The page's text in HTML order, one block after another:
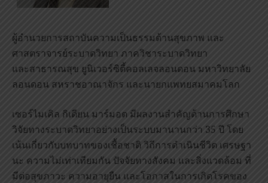
ผู้อำนวยการสถาบันความเป็นธรรมด้านสุขภาพ และ
ศาสตราจารย์ระบาดวิทยา ภาควิชาระบาดวิทยา
และสาธารณสุข ยูนิเวอร์ซิตี้คอลเลจลอนดอน มหาวิทยาลัย
ลอนดอน สหราชอาณาจักร และนายกแพทยสมาคมโลก
เซอร์ไมเคิล กิเดียน มาร์มอต มีผลงานสำคัญด้านการศึกษา
วิจัยทางระบาดวิทยาอย่างเป็นระบบมานานกว่า 35 ปี โดย
เน้นเกี่ยวกับบทบาทของเชื้อชาติ วิถีการดำเนินชีวิต เศรษฐา
นะ ความไม่เท่าเทียมกัน ปัจจัยทางสังคม และสิ่งแวดล้อม ที่
มีต่อสุขภาวะ ความอายุยืน และโอกาสในการเกิดโรคของ